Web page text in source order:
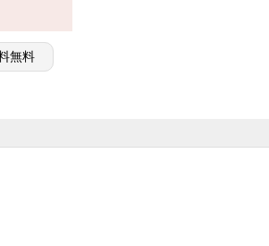
ト 人気
無料